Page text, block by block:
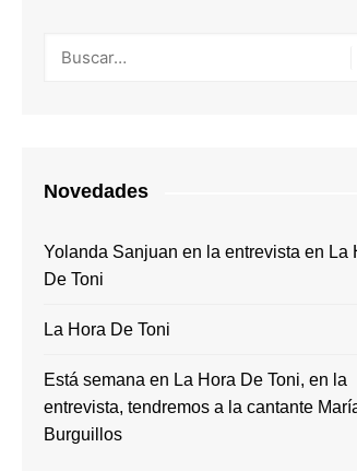
Novedades
Yolanda Sanjuan en la entrevista en La
De Toni
La Hora De Toni
Está semana en La Hora De Toni, en la
entrevista, tendremos a la cantante
Burguillos